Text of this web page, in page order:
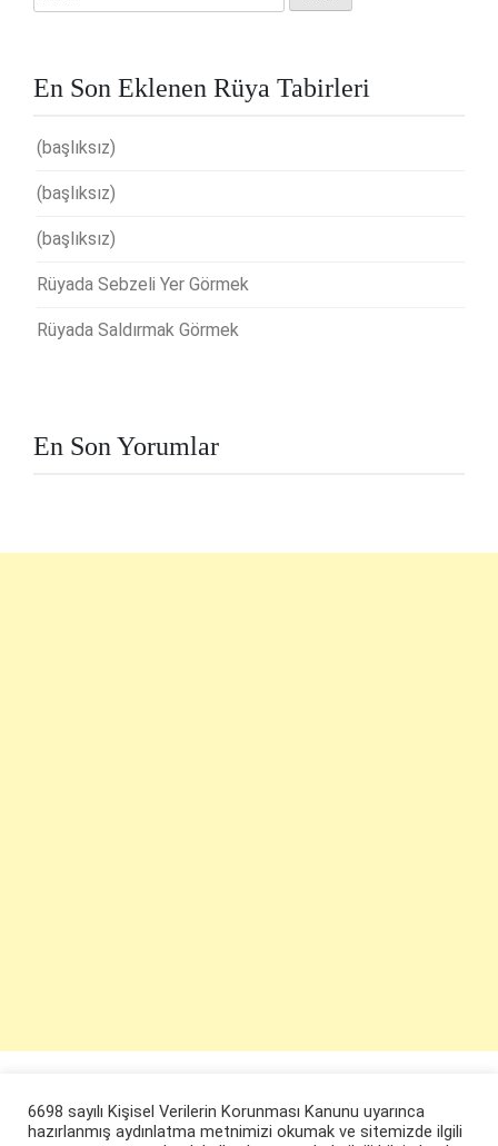
En Son Eklenen Rüya Tabirleri
(başlıksız)
(başlıksız)
(başlıksız)
Rüyada Sebzeli Yer Görmek
Rüyada Saldırmak Görmek
En Son Yorumlar
6698 sayılı Kişisel Verilerin Korunması Kanunu uyarınca
hazırlanmış aydınlatma metnimizi okumak ve sitemizde ilgili